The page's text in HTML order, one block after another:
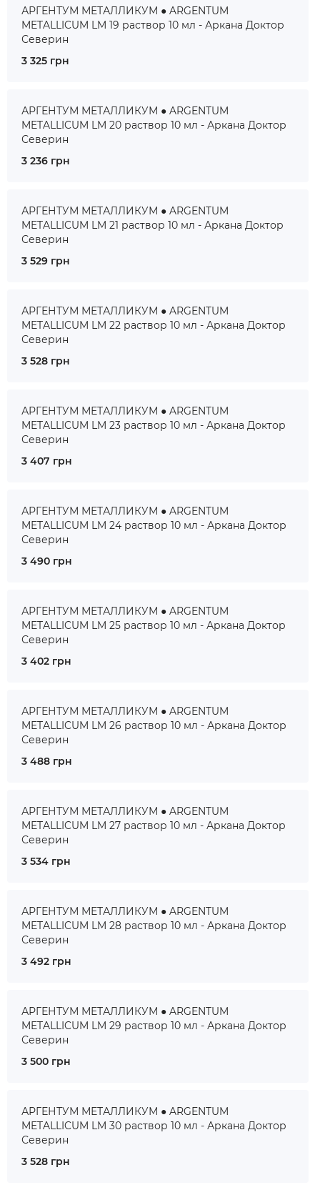
АРГЕНТУМ МЕТАЛЛИКУМ ● ARGENTUM
METALLICUM LM 19 раствор 10 мл - Аркана Доктор
Северин
3 325 грн
АРГЕНТУМ МЕТАЛЛИКУМ ● ARGENTUM
METALLICUM LM 20 раствор 10 мл - Аркана Доктор
Северин
3 236 грн
АРГЕНТУМ МЕТАЛЛИКУМ ● ARGENTUM
METALLICUM LM 21 раствор 10 мл - Аркана Доктор
Северин
3 529 грн
АРГЕНТУМ МЕТАЛЛИКУМ ● ARGENTUM
METALLICUM LM 22 раствор 10 мл - Аркана Доктор
Северин
3 528 грн
АРГЕНТУМ МЕТАЛЛИКУМ ● ARGENTUM
METALLICUM LM 23 раствор 10 мл - Аркана Доктор
Северин
3 407 грн
АРГЕНТУМ МЕТАЛЛИКУМ ● ARGENTUM
METALLICUM LM 24 раствор 10 мл - Аркана Доктор
Северин
3 490 грн
АРГЕНТУМ МЕТАЛЛИКУМ ● ARGENTUM
METALLICUM LM 25 раствор 10 мл - Аркана Доктор
Северин
3 402 грн
АРГЕНТУМ МЕТАЛЛИКУМ ● ARGENTUM
METALLICUM LM 26 раствор 10 мл - Аркана Доктор
Северин
3 488 грн
АРГЕНТУМ МЕТАЛЛИКУМ ● ARGENTUM
METALLICUM LM 27 раствор 10 мл - Аркана Доктор
Северин
3 534 грн
АРГЕНТУМ МЕТАЛЛИКУМ ● ARGENTUM
METALLICUM LM 28 раствор 10 мл - Аркана Доктор
Северин
3 492 грн
АРГЕНТУМ МЕТАЛЛИКУМ ● ARGENTUM
METALLICUM LM 29 раствор 10 мл - Аркана Доктор
Северин
3 500 грн
АРГЕНТУМ МЕТАЛЛИКУМ ● ARGENTUM
METALLICUM LM 30 раствор 10 мл - Аркана Доктор
Северин
3 528 грн